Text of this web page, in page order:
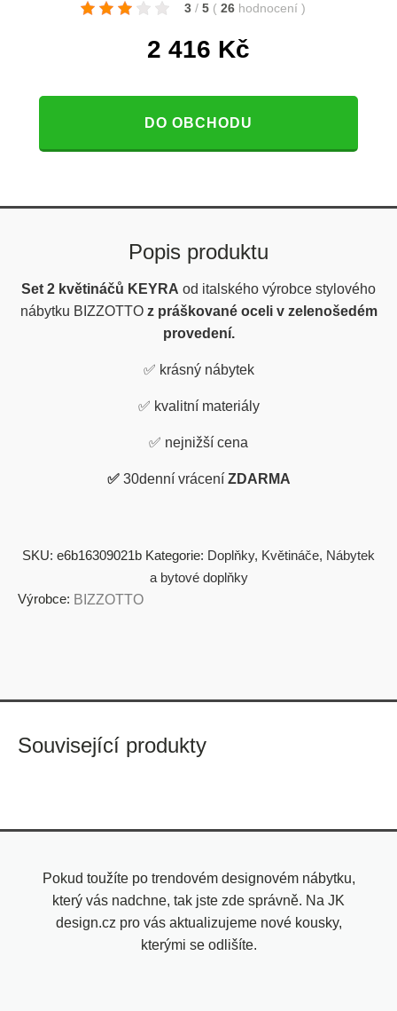
3 / 5 ( 26 hodnocení )
2 416 Kč
DO OBCHODU
Popis produktu
Set 2 květináčů KEYRA od italského výrobce stylového
nábytku BIZZOTTO z práškované oceli v zelenošedém
provedení.
✅ krásný nábytek
✅ kvalitní materiály
✅ nejnižší cena
✅ 30denní vrácení ZDARMA
SKU: e6b16309021b Kategorie: Doplňky, Květináče, Nábytek
a bytové doplňky
Výrobce: BIZZOTTO
Související produkty
Pokud toužíte po trendovém designovém nábytku,
který vás nadchne, tak jste zde správně. Na JK
design.cz pro vás aktualizujeme nové kousky,
kterými se odlišíte.